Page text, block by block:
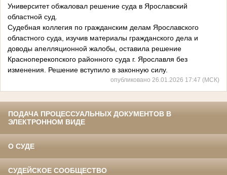
Университет обжаловал решение суда в Ярославский
областной суд.
Судебная коллегия по гражданским делам Ярославского
областного суда, изучив материалы гражданского дела и
доводы апелляционной жалобы, оставила решение
Красноперекопского районного суда г. Ярославля без
изменения. Решение вступило в законную силу.
опубликовано 26.01.2026 17:47 (МСК)
ПОДАЧА ПРОЦЕССУАЛЬНЫХ ДОКУМЕНТОВ В
ЭЛЕКТРОННОМ ВИДЕ
О СУДЕ
СУДЕЙСКОЕ СООБЩЕСТВО